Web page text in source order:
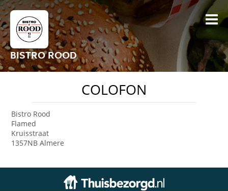
BISTRO ROOD
COLOFON
Bistro Rood
Flamed
Kruisstraat
1357NB Almere